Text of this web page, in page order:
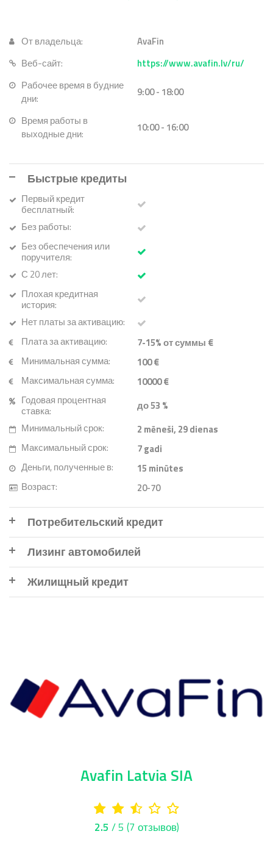
От владельца:
AvaFin
Веб-сайт:
https://www.avafin.lv/ru/
Рабочее время в будние
дни:
9:00 - 18:00
Время работы в
выходные дни:
10:00 - 16:00
Быстрые кредиты
Первый кредит
бесплатный:
Без работы:
Без обеспечения или
поручителя:
С 20 лет:
Плохая кредитная
история:
Нет платы за активацию:
Плата за активацию:
7-15% от суммы €
Минимальная сумма:
100 €
Максимальная сумма:
10000 €
Годовая процентная
ставка:
до 53 %
Минимальный срок:
2 mēneši, 29dienas
Максимальный срок:
7gadi
Деньги, полученные в:
15 minūtes
Возраст:
20-70
Потребительский кредит
Лизинг автомобилей
Жилищный кредит
Avafin Latvia SIA
2.5 / 5 (7 отзывов)